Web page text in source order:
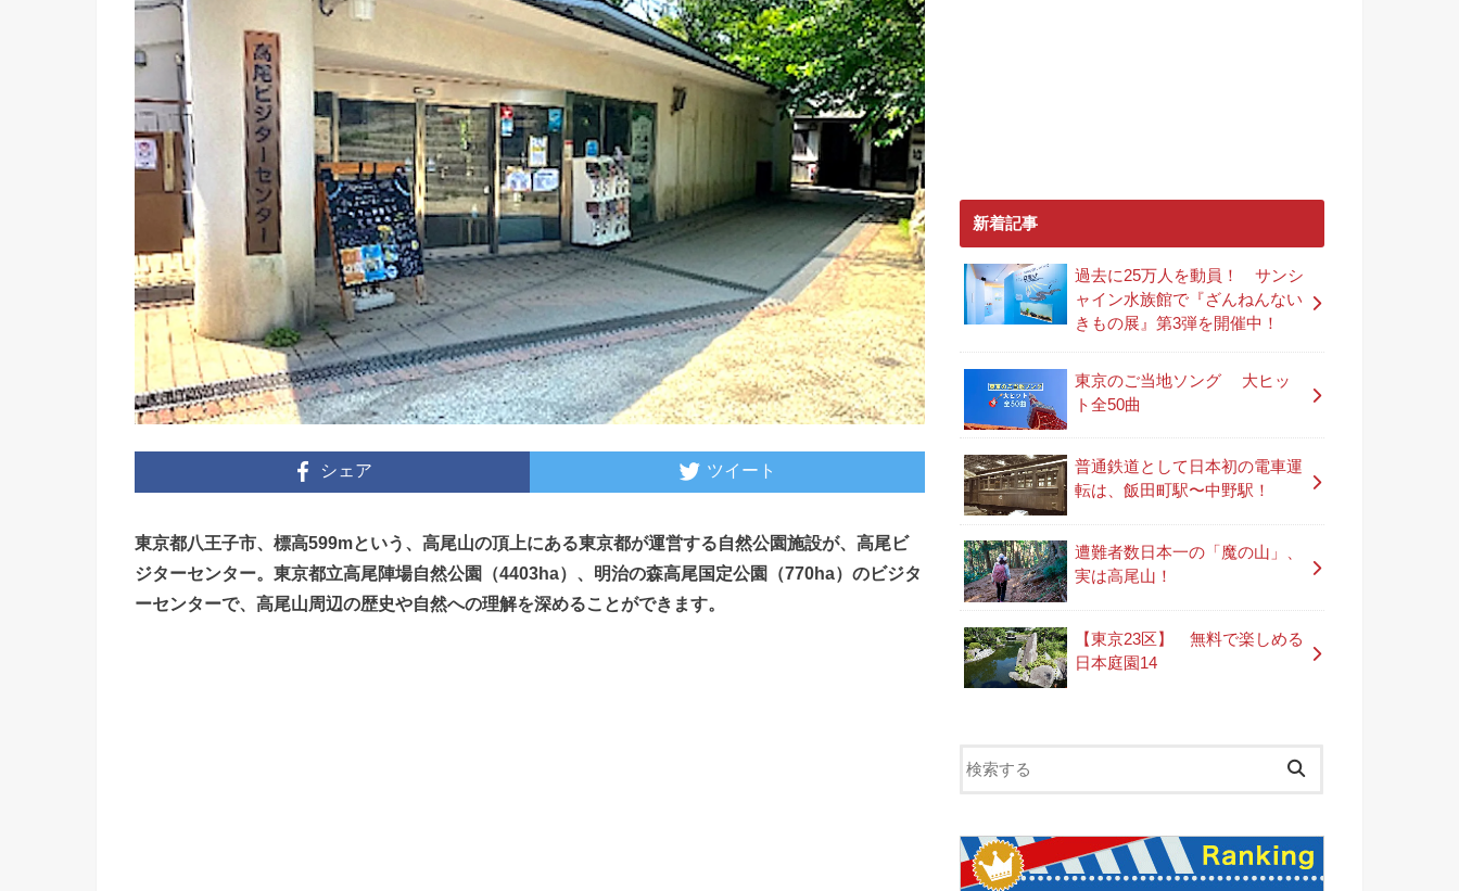
シェア ツイート
東京都八王子市、標高599mという、高尾山の頂上にある東京都が運営する自然公園施設が、高尾ビ
ジターセンター。東京都立高尾陣場自然公園（4403ha）、明治の森高尾国定公園（770ha）のビジタ
ーセンターで、高尾山周辺の歴史や自然への理解を深めることができます。
新着記事
過去に25万人を動員！ サンシ
ャイン水族館で『ざんねんない
きもの展』第3弾を開催中！
東京のご当地ソング 大ヒッ
ト全50曲
普通鉄道として日本初の電車運
転は、飯田町駅〜中野駅！
遭難者数日本一の「魔の山」、
実は高尾山！
【東京23区】 無料で楽しめる
日本庭園14